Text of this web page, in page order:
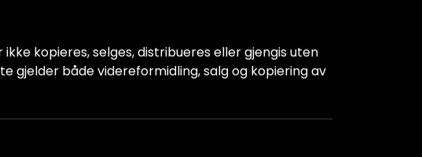
kopieres, selges, distribueres eller gjengis uten
gjelder både videreformidling, salg og kopiering av